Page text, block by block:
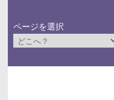
ページを選択